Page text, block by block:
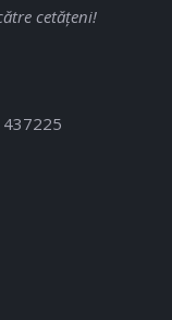
cetăţeni!
437225